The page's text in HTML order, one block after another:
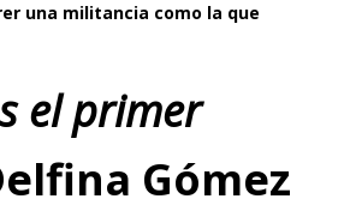
una militancia como la que
el primer
Gómez